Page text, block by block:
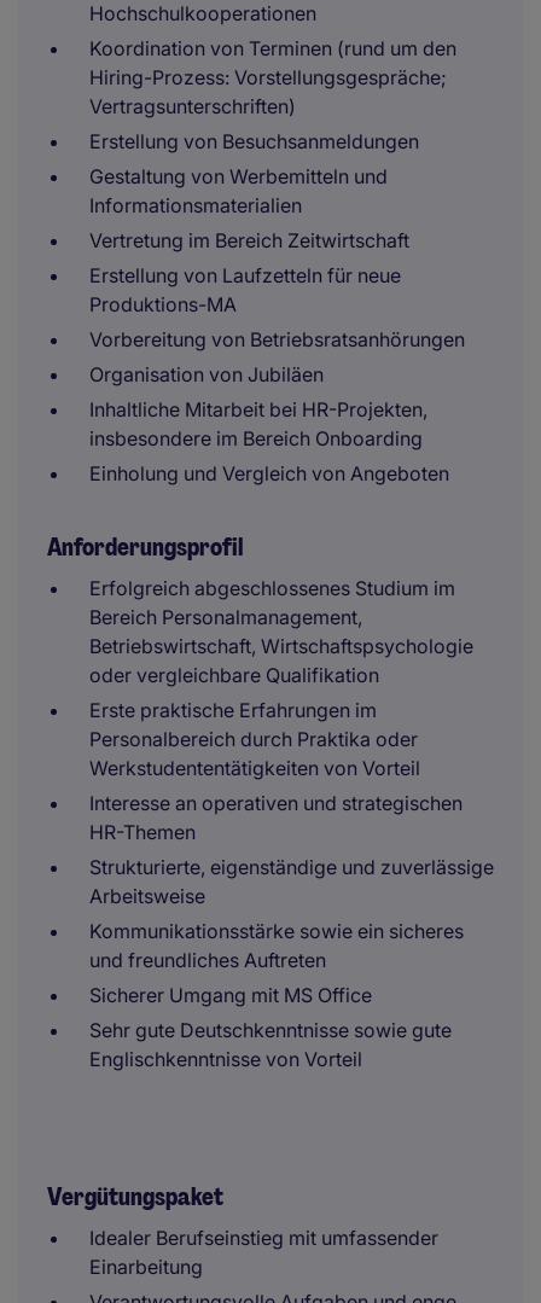
Hochschulkooperationen
Koordination von Terminen (rund um den
Hiring-Prozess: Vorstellungsgespräche;
Vertragsunterschriften)
Erstellung von Besuchsanmeldungen
Gestaltung von Werbemitteln und
Informationsmaterialien
Vertretung im Bereich Zeitwirtschaft
Erstellung von Laufzetteln für neue
Produktions-MA
Vorbereitung von Betriebsratsanhörungen
Organisation von Jubiläen
Inhaltliche Mitarbeit bei HR-Projekten,
insbesondere im Bereich Onboarding
Einholung und Vergleich von Angeboten
Anforderungsprofil
Erfolgreich abgeschlossenes Studium im
Bereich Personalmanagement,
Betriebswirtschaft, Wirtschaftspsychologie
oder vergleichbare Qualifikation
Erste praktische Erfahrungen im
Personalbereich durch Praktika oder
Werkstudententätigkeiten von Vorteil
Interesse an operativen und strategischen
HR-Themen
Strukturierte, eigenständige und zuverlässige
Arbeitsweise
Kommunikationsstärke sowie ein sicheres
und freundliches Auftreten
Sicherer Umgang mit MS Office
Sehr gute Deutschkenntnisse sowie gute
Englischkenntnisse von Vorteil
Vergütungspaket
Idealer Berufseinstieg mit umfassender
Einarbeitung